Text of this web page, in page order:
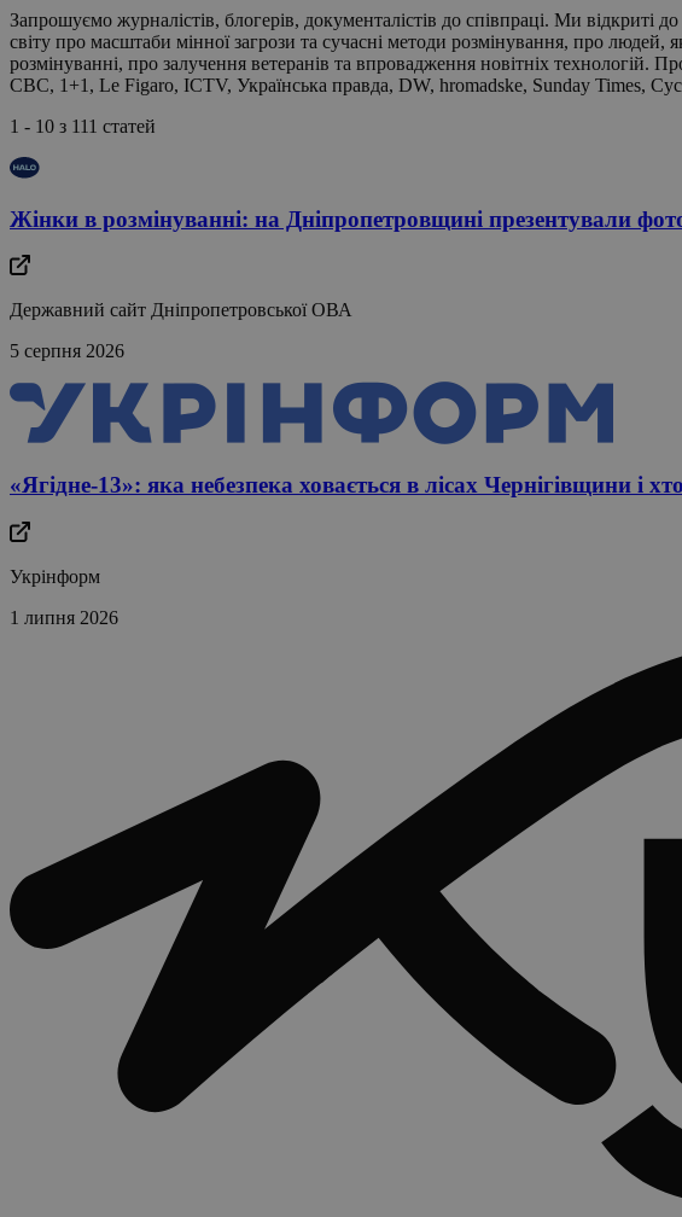
Запрошуємо журналістів, блогерів, документалістів до співпраці. Ми відкриті
світу про масштаби мінної загрози та сучасні методи розмінування, про
розмінуванні, про залучення ветеранів та впровадження новітніх технологій.
CBC, 1+1, Le Figaro, ICTV, Українська правда, DW, hromadske, Sunday Times,
1 - 10 з 111 статей
Жінки в розмінуванні: на Дніпропетровщині презентували
Державний сайт Дніпропетровської ОВА
5 серпня 2026
«Ягідне-13»: яка небезпека ховається в лісах Чернігівщини і
Укрінформ
1 липня 2026